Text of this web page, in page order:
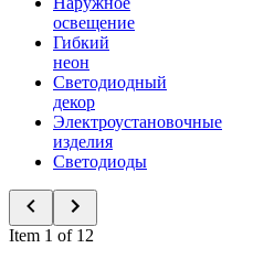
освещение
Гибкий
неон
Светодиодный
декор
Электроустановочные
изделия
Светодиоды
Item 1 of 12